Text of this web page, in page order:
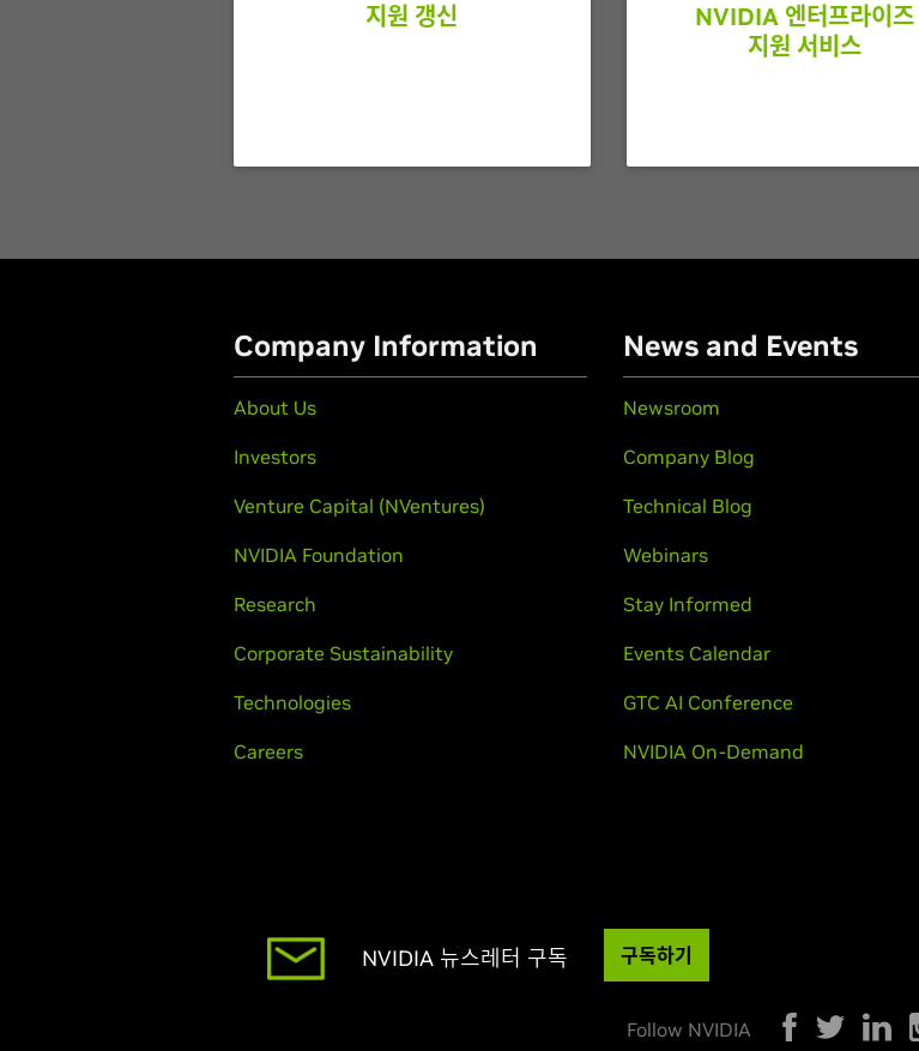
지원 갱신
NVIDIA 엔터프라이즈
지원 서비스
Company Information
About Us
Investors
Venture Capital (NVentures)
NVIDIA Foundation
Research
Corporate Sustainability
Technologies
Careers
News and Events
Newsroom
Company Blog
Technical Blog
Webinars
Stay Informed
Events Calendar
GTC AI Conference
NVIDIA On-Demand
NVIDIA 뉴스레터 구독 구독하기
Follow NVIDIA